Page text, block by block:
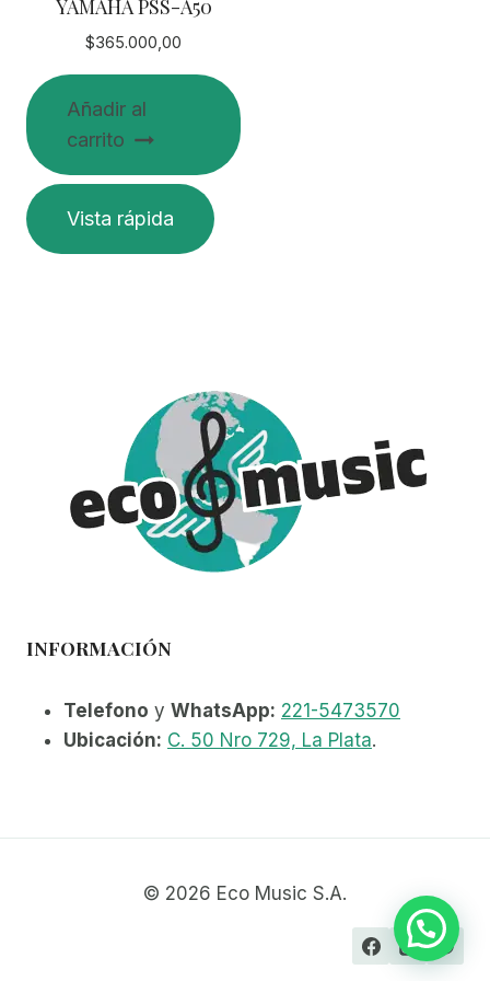
YAMAHA PSS-A50
$365.000,00
Añadir al
carrito
Vista rápida
INFORMACIÓN
Telefono y WhatsApp: 221-5473570
Ubicación: C. 50 Nro 729, La Plata.
© 2026 Eco Music S.A.